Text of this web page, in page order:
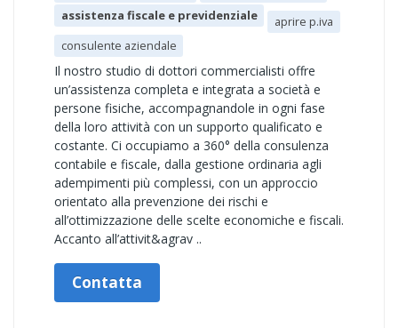
assistenza fiscale e previdenziale
aprire p.iva
consulente aziendale
Il nostro studio di dottori commercialisti offre
un’assistenza completa e integrata a società e
persone fisiche, accompagnandole in ogni fase
della loro attività con un supporto qualificato e
costante. Ci occupiamo a 360° della consulenza
contabile e fiscale, dalla gestione ordinaria agli
adempimenti più complessi, con un approccio
orientato alla prevenzione dei rischi e
all’ottimizzazione delle scelte economiche e fiscali.
Accanto all’attivit&agrav ..
Contatta